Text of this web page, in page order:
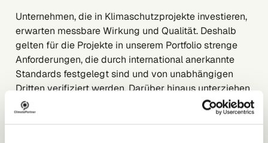
Unternehmen, die in Klimaschutzprojekte investieren,
erwarten messbare Wirkung und Qualität. Deshalb
gelten für die Projekte in unserem Portfolio strenge
Anforderungen, die durch international anerkannte
Standards festgelegt sind und von unabhängigen
Dritten verifiziert werden. Darüber hinaus unterziehen
wir jedes Projekt einem Due-Diligence-Prozess, in
dem Risiken, Vertragspartner:innen und